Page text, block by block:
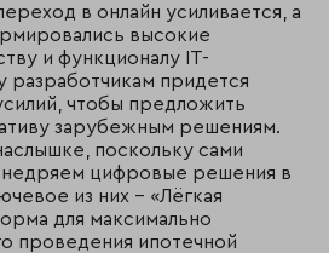
в онлайн усиливается, а
высокие
и функционалу IT-
разработчикам придется
чтобы предложить
зарубежным решениям.
поскольку сами
цифровые решения в
из них – «Лёгкая
для максимально
проведения ипотечной